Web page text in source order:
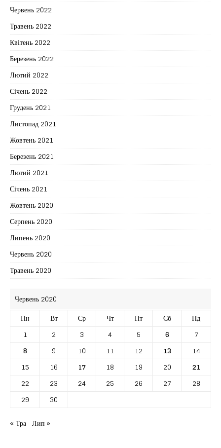
Червень 2022
Травень 2022
Квітень 2022
Березень 2022
Лютий 2022
Січень 2022
Грудень 2021
Листопад 2021
Жовтень 2021
Березень 2021
Лютий 2021
Січень 2021
Жовтень 2020
Серпень 2020
Липень 2020
Червень 2020
Травень 2020
Червень 2020
Пн
Вт Ср Чт Пт Сб
Нд
1
2 3 4 5 6
7
8
9 10 11 12 13
14
15
16 17 18 19 20
21
22
23 24 25 26 27
28
29
30
« Тра Лип »